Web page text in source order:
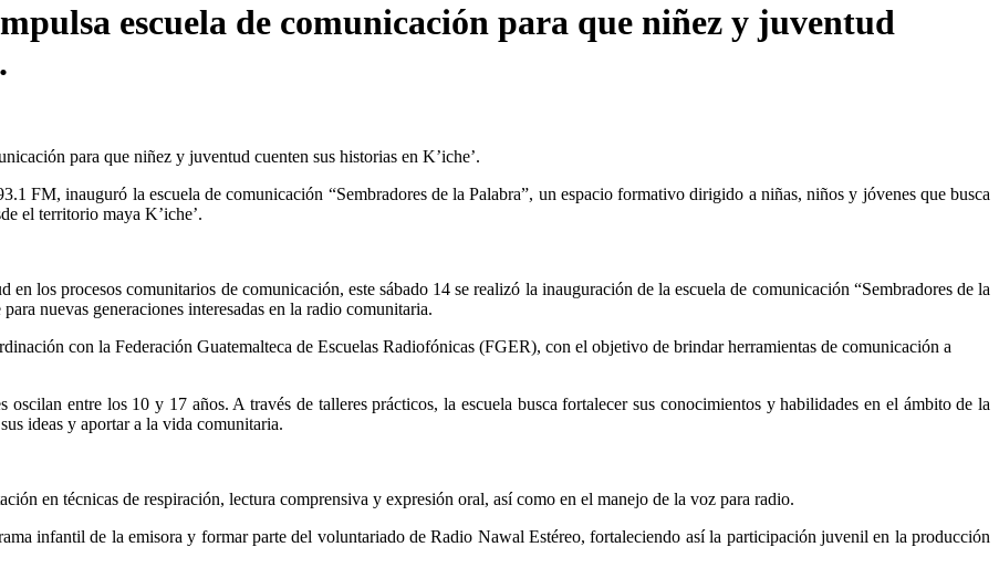
escuela de comunicación para que niñez y juventud
para que niñez y juventud cuenten sus historias en K’iche’.
el territorio maya K’iche’.
los procesos comunitarios de comunicación, este sábado 14 se realizó la inauguración de la escuela de comunicación “Sembradores de la
nuevas generaciones interesadas en la radio comunitaria.
con la Federación Guatemalteca de Escuelas Radiofónicas (FGER), con el objetivo de brindar herramientas de comunicación a
oscilan entre los 10 y 17 años. A través de talleres prácticos, la escuela busca fortalecer sus conocimientos y habilidades en el ámbito de la
ideas y aportar a la vida comunitaria.
en técnicas de respiración, lectura comprensiva y expresión oral, así como en el manejo de la voz para radio.
infantil de la emisora y formar parte del voluntariado de Radio Nawal Estéreo, fortaleciendo así la participación juvenil en la producción